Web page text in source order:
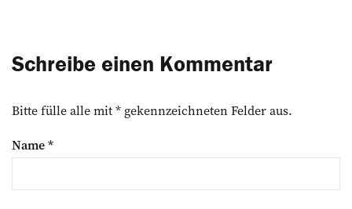
Schreibe einen Kommentar
Bitte fülle alle mit * gekennzeichneten Felder aus.
Name*